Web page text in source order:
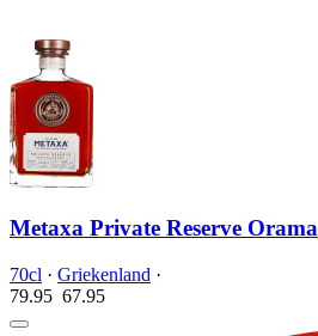
Metaxa Private Reserve Orama
70cl · Griekenland ·
79.95 67.95